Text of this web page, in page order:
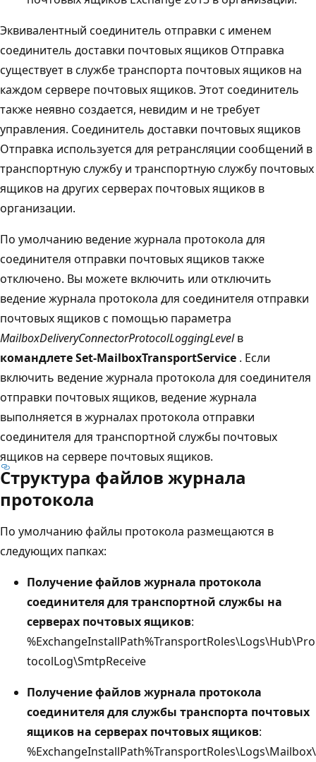
Эквивалентный соединитель отправки с именем
соединитель доставки почтовых ящиков Отправка
существует в службе транспорта почтовых ящиков на
каждом сервере почтовых ящиков. Этот соединитель
также неявно создается, невидим и не требует
управления. Соединитель доставки почтовых ящиков
Отправка используется для ретрансляции сообщений в
транспортную службу и транспортную службу почтовых
ящиков на других серверах почтовых ящиков в
организации.
По умолчанию ведение журнала протокола для
соединителя отправки почтовых ящиков также
отключено. Вы можете включить или отключить
ведение журнала протокола для соединителя отправки
почтовых ящиков с помощью параметра
MailboxDeliveryConnectorProtocolLoggingLevelв
командлете Set-MailboxTransportService . Если
включить ведение журнала протокола для соединителя
отправки почтовых ящиков, ведение журнала
выполняется в журналах протокола отправки
соединителя для транспортной службы почтовых
ящиков на сервере почтовых ящиков.
Структура файлов журнала
протокола
По умолчанию файлы протокола размещаются в
следующих папках:
Получение файлов журнала протокола
соединителя для транспортной службы на
серверах почтовых ящиков:
%ExchangeInstallPath%TransportRoles\Logs\Hub\Pro
tocolLog\SmtpReceive
Получение файлов журнала протокола
соединителя для службы транспорта почтовых
ящиков на серверах почтовых ящиков:
%ExchangeInstallPath%TransportRoles\Logs\Mailbox\